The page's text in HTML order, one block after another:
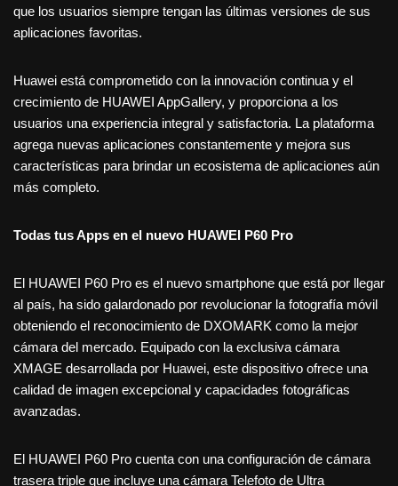
que los usuarios siempre tengan las últimas versiones de sus
aplicaciones favoritas.
Huawei está comprometido con la innovación continua y el
crecimiento de HUAWEI AppGallery, y proporciona a los
usuarios una experiencia integral y satisfactoria. La plataforma
agrega nuevas aplicaciones constantemente y mejora sus
características para brindar un ecosistema de aplicaciones aún
más completo.
Todas tus Apps en el nuevo HUAWEI P60 Pro
El HUAWEI P60 Pro es el nuevo smartphone que está por llegar
al país, ha sido galardonado por revolucionar la fotografía móvil
obteniendo el reconocimiento de DXOMARK como la mejor
cámara del mercado. Equipado con la exclusiva cámara
XMAGE desarrollada por Huawei, este dispositivo ofrece una
calidad de imagen excepcional y capacidades fotográficas
avanzadas.
El HUAWEI P60 Pro cuenta con una configuración de cámara
trasera triple que incluye una cámara Telefoto de Ultra